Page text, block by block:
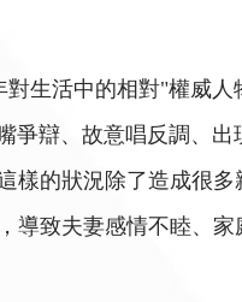
生活中的相對"權威人
爭辯、故意唱反調、出
樣的狀況除了造成很多
致夫妻感情不睦、家